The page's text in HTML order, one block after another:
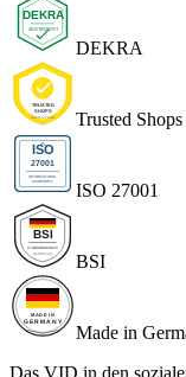
DEKRA
Trusted Shops
ISO 27001
BSI
Made in
Das VID in den